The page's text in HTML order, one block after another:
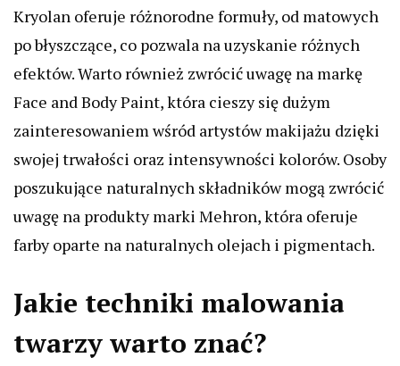
Kryolan oferuje różnorodne formuły, od matowych
po błyszczące, co pozwala na uzyskanie różnych
efektów. Warto również zwrócić uwagę na markę
Face and Body Paint, która cieszy się dużym
zainteresowaniem wśród artystów makijażu dzięki
swojej trwałości oraz intensywności kolorów. Osoby
poszukujące naturalnych składników mogą zwrócić
uwagę na produkty marki Mehron, która oferuje
farby oparte na naturalnych olejach i pigmentach.
Jakie techniki malowania
twarzy warto znać?